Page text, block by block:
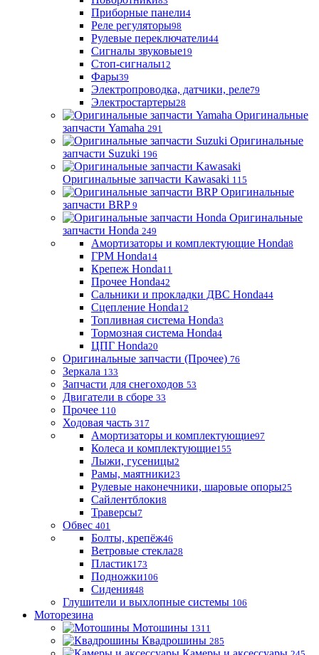
Приборные панели4
Реле регуляторы98
Рулевые переключатели44
Сигналы звуковые19
Стоп-сигналы12
Фары39
Электропроводка, датчики, реле79
Электростартеры28
Оригинальные
запчасти Yamaha 291
Оригинальные
запчасти Suzuki 196
Оригинальные запчасти Kawasaki 115
Оригинальные
запчасти BRP 9
Оригинальные
запчасти Honda 249
Амортизаторы и комплектующие Honda8
ГРМ Honda14
Крепеж Honda11
Прочее Honda42
Сальники и прокладки ДВС Honda44
Сцепление Honda12
Топливная система Honda3
Тормозная система Honda4
ЦПГ Honda20
Оригинальные запчасти (Прочее) 76
Зеркала 133
Запчасти для снегоходов 53
Двигатели в сборе 33
Прочее 110
Ходовая часть 317
Амортизаторы и комплектующие97
Колеса и комплектующие155
Лыжи, гусеницы2
Рамы, маятники23
Рулевые наконечники, шаровые опоры25
Сайлентблоки8
Траверсы7
Обвес 401
Болты, крепёж46
Ветровые стекла28
Пластик173
Подножки106
Сидения48
Глушители и выхлопные системы 106
Моторезина
Мотошины 1311
Квадрошины 285